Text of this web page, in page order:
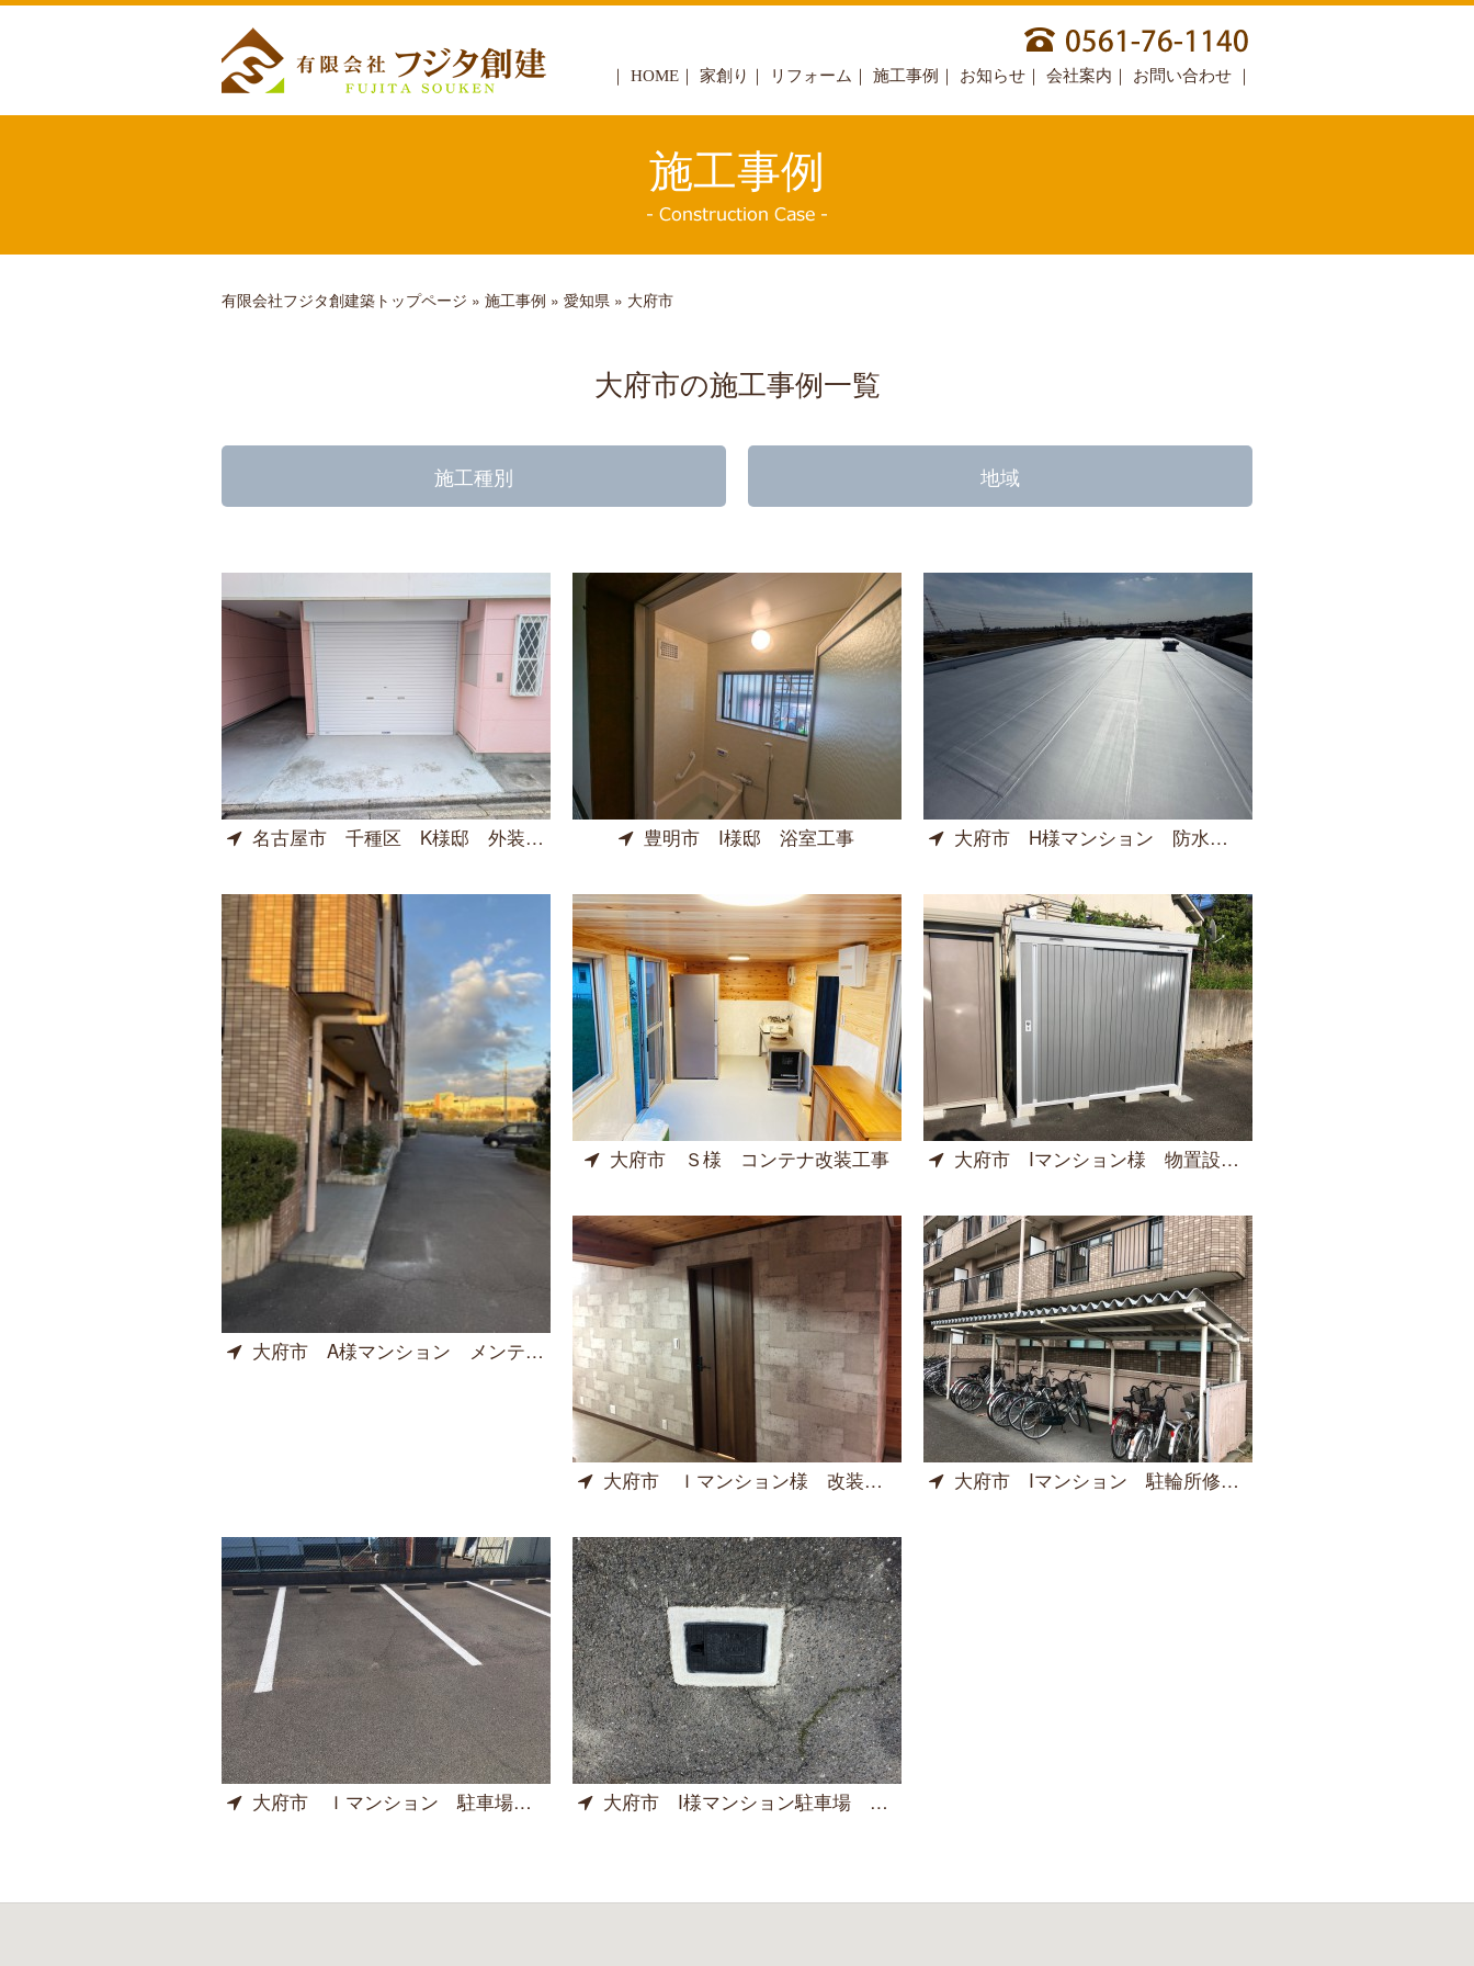
HOME 家創り リフォーム 施工事例 お知らせ 会社案内 お問い合わせ
施工事例
有限会社フジタ創建築トップページ » 施工事例 » 愛知県 » 大府市
大府市の施工事例一覧
施工種別 地域
名古屋市 千種区 K様邸 外装工事 豊明市 I様邸 浴室工事 大府市 H様マンション 防水工事
大府市 A様マンション メンテナンス工事
大府市 Ｓ様 コンテナ改装工事 大府市 Iマンション様 物置設置工事
大府市 Ｉマンション様 改装工事 大府市 Iマンション 駐輪所修繕工事
大府市 Ｉマンション 駐車場ライン引き工事 大府市 I様マンション駐車場 散水栓BOX取替え工事